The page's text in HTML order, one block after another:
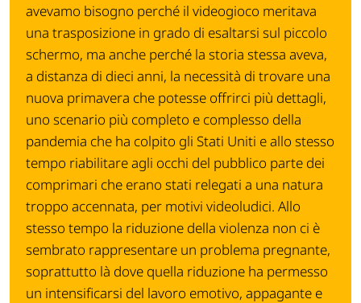
avevamo bisogno perché il videogioco meritava
una trasposizione in grado di esaltarsi sul piccolo
schermo, ma anche perché la storia stessa aveva,
a distanza di dieci anni, la necessità di trovare una
nuova primavera che potesse offrirci più dettagli,
uno scenario più completo e complesso della
pandemia che ha colpito gli Stati Uniti e allo stesso
tempo riabilitare agli occhi del pubblico parte dei
comprimari che erano stati relegati a una natura
troppo accennata, per motivi videoludici. Allo
stesso tempo la riduzione della violenza non ci è
sembrato rappresentare un problema pregnante,
soprattutto là dove quella riduzione ha permesso
un intensificarsi del lavoro emotivo, appagante e